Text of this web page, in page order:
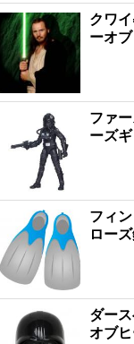
クワ
ーオ
ファ
ーズ
フィ
ロー
ダー
オブ